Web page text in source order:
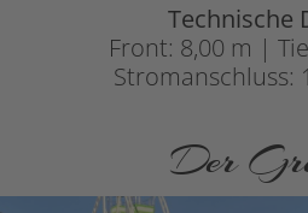
Technische
Front: 8,00 m |
Stromanschluss:
Der